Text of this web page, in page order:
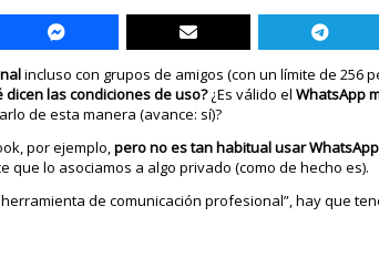
incluso con grupos de amigos (con un límite de 256
las condiciones de uso?¿Es válido elWhatsApp
de esta manera (avance: sí)?
por ejemplo,pero no es tan habitual usar WhatsApp
que lo asociamos a algo privado (como de hecho es).
de comunicación profesional”, hay que